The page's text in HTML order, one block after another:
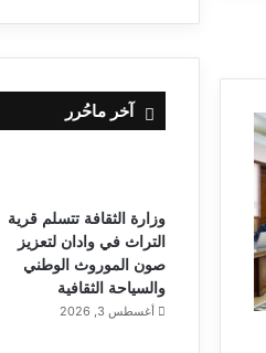
آخر ماحُرر
وزارة الثقافة تتسلم قرية
التراث في وادان لتعزيز
صون الموروث الوطني
والسياحة الثقافية
أغسطس 3, 2026